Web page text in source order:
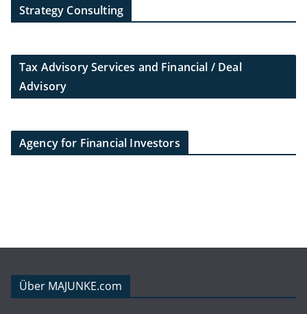
Strategy Consulting
Tax Advisory Services and Financial / Deal
Advisory
Agency for Financial Investors
Über MAJUNKE.com